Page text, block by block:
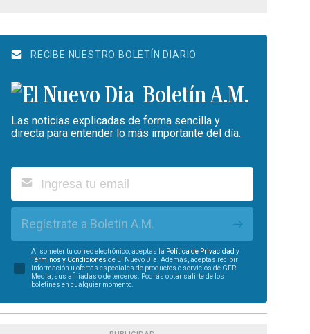
RECIBE NUESTRO BOLETÍN DIARIO
Boletín A.M.
Las noticias explicadas de forma sencilla y
directa para entender lo más importante del día.
Regístrate a Boletín A.M.
Al someter tu correo electrónico, aceptas la Política de Privacidad y
Términos y Condiciones de El Nuevo Día. Además, aceptas recibir
información u ofertas especiales de productos o servicios de GFR
Media, sus afiliadas o de terceros. Podrás optar salirte de los
boletines en cualquier momento.